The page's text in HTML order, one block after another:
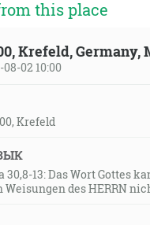
zasľúbenia,
na toto miesto.
ktoré požrala
this place
Krefeld,
02 10:00
Krefeld
30,8-13: Das Wort Gottes
Weisungen des HERRN